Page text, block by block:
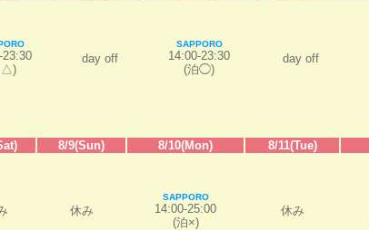
23:30
△)
day off
SAPPORO
14:00-23:30
(泊◯)
day off
8/9(Sun) 8/10(Mon) 8/11(Tue)
休み
SAPPORO
14:00-25:00
(泊×)
休み